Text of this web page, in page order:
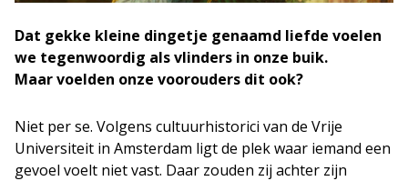
Dat gekke kleine dingetje genaamd liefde voelen
we tegenwoordig als vlinders in onze buik.
Maar voelden onze voorouders dit ook?
Niet per se. Volgens cultuurhistorici van de Vrije
Universiteit in Amsterdam ligt de plek waar iemand een
gevoel voelt niet vast. Daar zouden zij achter zijn